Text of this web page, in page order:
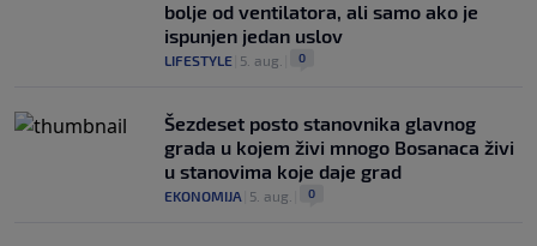
bolje od ventilatora, ali samo ako je
ispunjen jedan uslov
LIFESTYLE 5. aug. 0
Šezdeset posto stanovnika glavnog
grada u kojem živi mnogo Bosanaca živi
u stanovima koje daje grad
EKONOMIJA 5. aug. 0